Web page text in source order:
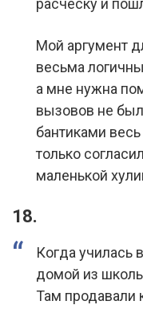
расчёску и
Мой аргумент
весьма
а мне нужна
вызовов не
бантиками
только
маленькой
18.
Когда училась
домой из
Там продавали